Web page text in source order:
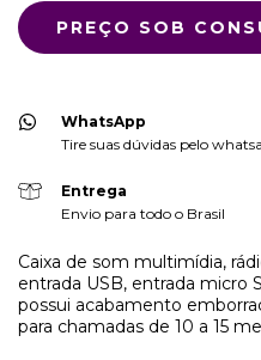
WhatsApp
Tire suas dúvidas pelo
Entrega
Envio para todo o Brasil
Caixa de som multimídia,
entrada USB, entrada micro
possui acabamento
para chamadas de 10 a 15